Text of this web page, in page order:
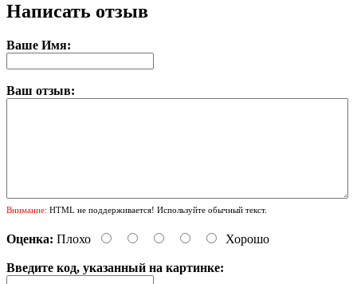
Написать отзыв
Ваше Имя:
Ваш отзыв:
Внимание: HTML не поддерживается! Используйте обычный текст.
Оценка: Плохо Хорошо
Введите код, указанный на картинке: